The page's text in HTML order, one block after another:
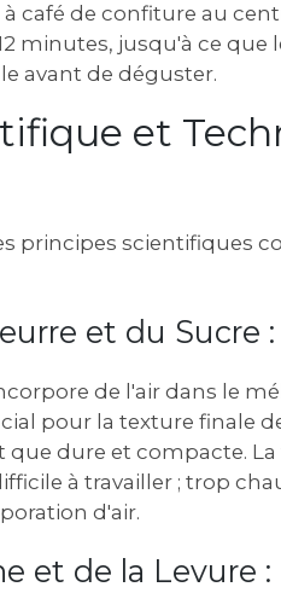
café de confiture au
minutes, jusqu'à ce que
avant de déguster.
et
principes scientifiques
et du Sucre :
de l'air dans le
pour la texture finale
dure et compacte.
à travailler ; trop
d'air.
et de la Levure :